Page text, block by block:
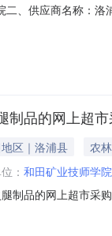
二、供应商名称：
牛奶250ml牛奶纳
制品的网上超
区｜洛浦县
农
： 和田矿业技师学院
制品的网上超市采
政区划名称:新疆